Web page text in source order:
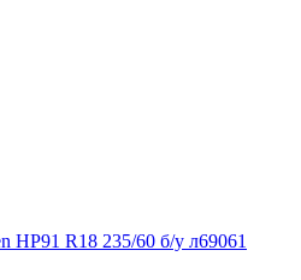
R18 235/60 б/у л69061